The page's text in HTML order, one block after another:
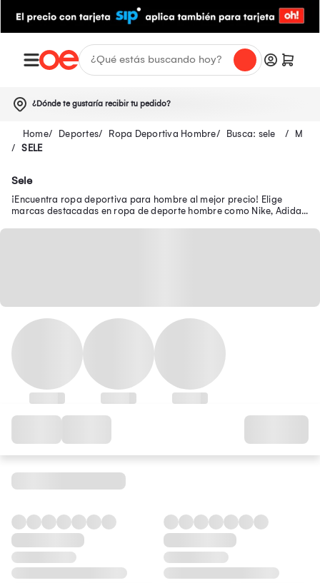
¿Dónde te gustaría recibir tu pedido?
Deportes Ropa Deportiva Hombre Busca: sele
M
SELE
Sele
¡Encuentra ropa deportiva para hombre al mejor precio! Elige
marcas destacadas en ropa de deporte hombre como Nike, Adidas,